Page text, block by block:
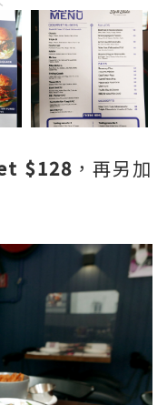
$128 ，再另加